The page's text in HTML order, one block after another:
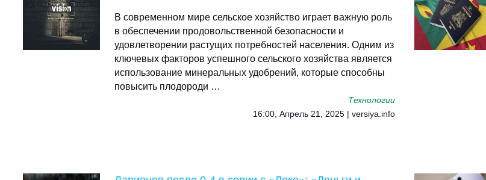
В современном мире сельское хозяйство играет важную роль
в обеспечении продовольственной безопасности и
удовлетворении растущих потребностей населения. Одним из
ключевых факторов успешного сельского хозяйства является
использование минеральных удобрений, которые способны
повысить плодороди …
Технологии
16:00, Апрель 21, 2025 | versiya.info